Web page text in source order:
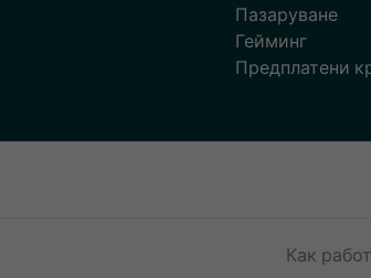
Пазаруване
Гейминг
Предплатени
Как